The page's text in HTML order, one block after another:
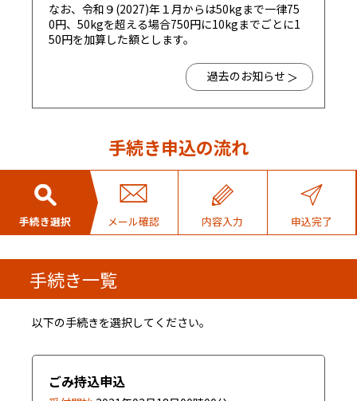
なお、令和９(2027)年１月からは50kgまで一律75
0円、50kgを超える場合750円に10kgまでごとに1
50円を加算した額とします。
過去のお知らせ
手続き申込の流れ
手続き選択 メール確認 内容入力 申込完了
手続き一覧
以下の手続きを選択してください。
ごみ持込申込